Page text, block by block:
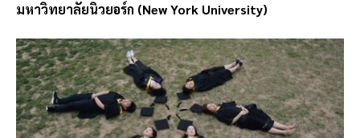
มหาวิทยาลัยนิวยอร์ก (New York University)